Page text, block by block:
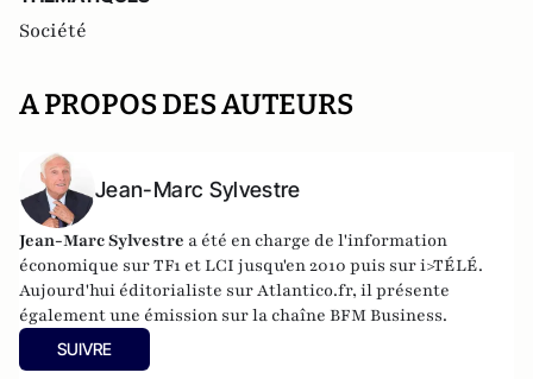
Société
A PROPOS DES AUTEURS
Jean-Marc Sylvestre
Jean-Marc Sylvestre a été en charge de l'information
économique sur TF1 et LCI jusqu'en 2010 puis sur i>TÉLÉ.
Aujourd'hui éditorialiste sur Atlantico.fr, il présente
également une émission sur la chaîne BFM Business.
SUIVRE